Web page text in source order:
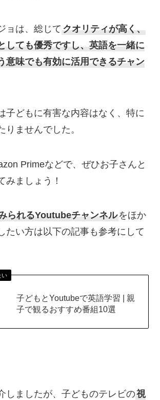
ョは、総じて クオリティが高く、
しても優秀ですし、英語を一緒に
意味でも有効に活用できるチャン
子どもに有害な内容はなく、特に
りませんでした。
Primeなどで、ぜひお子さんと
みましょう！
られるYoutubeチャンネルをほか
たい方は以下の記事も参考にして
い
子どもとYoutubeで英語学習 | 親
子で観るおすすめ番組10選
しましたが、子どものテレビの視